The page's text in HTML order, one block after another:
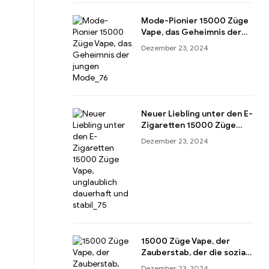
Mode-Pionier 15000 Züge
Vape, das Geheimnis der
jungen Mode
Dezember 23, 2024
Neuer Liebling unter den E-
Zigaretten 15000 Züge
Vape, unglaublich dauerhaft
Dezember 23, 2024
15000 Züge Vape, der
Zauberstab, der die soziale
Leidenschaft entfacht